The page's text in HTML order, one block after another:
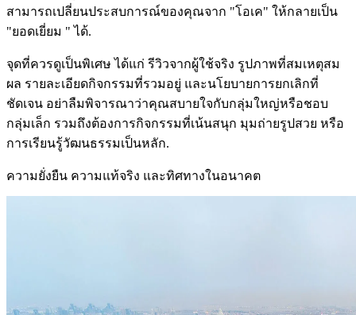
สามารถเปลี่ยนประสบการณ์ของคุณจาก "โอเค" ให้กลายเป็น
"ยอดเยี่ยม " ได้.
จุดที่ควรดูเป็นพิเศษ ได้แก่ รีวิวจากผู้ใช้จริง รูปภาพที่สมเหตุสม
ผล รายละเอียดกิจกรรมที่รวมอยู่ และนโยบายการยกเลิกที่
ชัดเจน อย่าลืมพิจารณาว่าคุณสบายใจกับกลุ่มใหญ่หรือชอบ
กลุ่มเล็ก รวมถึงต้องการกิจกรรมที่เน้นสนุก มุมถ่ายรูปสวย หรือ
การเรียนรู้วัฒนธรรมเป็นหลัก.
ความยั่งยืน ความแท้จริง และทิศทางในอนาคต